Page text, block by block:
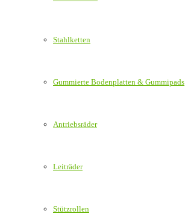
Stahlketten
Gummierte Bodenplatten & Gummipads
Antriebsräder
Leiträder
Stützrollen